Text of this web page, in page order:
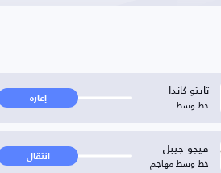
تايتو كاندا
خط وسط إعارة
فيجو جيبل
خط وسط مهاجم انتقال